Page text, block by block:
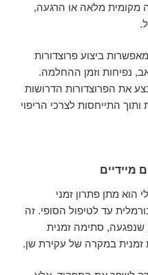
מקומית מלאה או הרגעה,
ביצוע פרוצדורות
נפיחות וזמן ההחלמה.
את הפרוצדורות הדרושות
התייחסות לצרכי הריפוי
מיידיים
הוא מתן פתרון זמני
עד לטיפול הסופי. זה
שנפגעה, סתימה זמנית
זמנית במקרה של עקירת שן.